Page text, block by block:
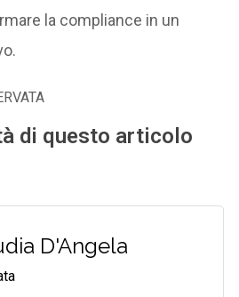
la compliance in un
di questo articolo
D'Angela